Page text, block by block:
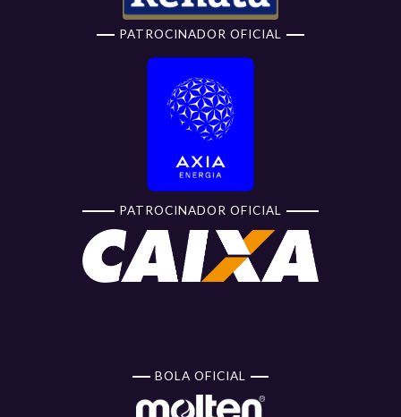
PATROCINADOR OFICIAL
PATROCINADOR OFICIAL
BOLA OFICIAL